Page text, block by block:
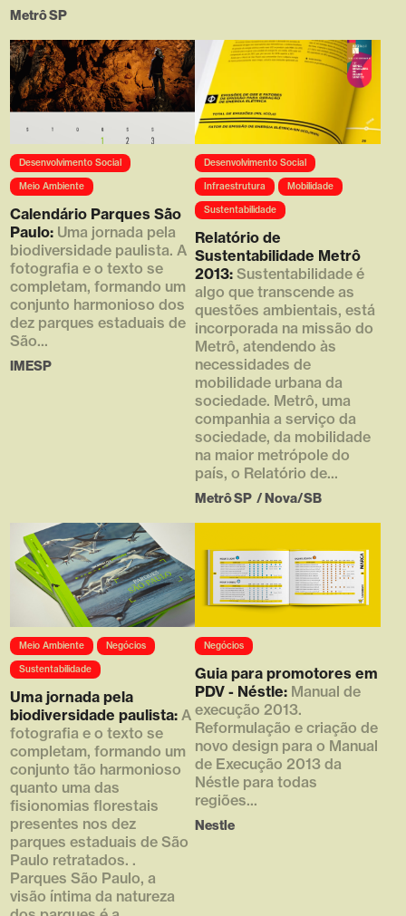
Metrô SP
Array ( [0] =>
https://d4g.com.br/wp-
content/uploads/2016/05/thumb
_610x380_6.png [1] => 610 [2]
=> 380 [3] => )
Desenvolvimento Social
Meio Ambiente
Calendário Parques São
Paulo: Uma jornada pela
biodiversidade paulista. A
fotografia e o texto se
completam, formando um
conjunto harmonioso dos
dez parques estaduais de
São...
IMESP
Array ( [0] =>
https://d4g.com.br/wp-
content/uploads/2016/05/metro_
13.jpg [1] => 450 [2] => 380
[3] => )
Desenvolvimento Social
Infraestrutura
Mobilidade
Sustentabilidade
Relatório de
Sustentabilidade Metrô
2013:Sustentabilidade é
algo que transcende as
questões ambientais, está
incorporada na missão do
Metrô, atendendo às
necessidades de
mobilidade urbana da
sociedade. Metrô, uma
companhia a serviço da
sociedade, da mobilidade
na maior metrópole do
país, o Relatório de...
Metrô SP /Nova/SB
Array ( [0] =>
https://d4g.com.br/wp-
content/uploads/1920/02/thumb
_610x380_5.png [1] => 610 [2]
=> 380 [3] => )
Meio Ambiente
Negócios
Sustentabilidade
Uma jornada pela
biodiversidade paulista: A
fotografia e o texto se
completam, formando um
conjunto tão harmonioso
quanto uma das
fisionomias florestais
presentes nos dez
parques estaduais de São
Paulo retratados. .
Parques São Paulo, a
visão íntima da natureza
Array ( [0] =>
https://d4g.com.br/wp-
content/uploads/2019/03/11-
768x576.png [1] => 768 [2] =>
576 [3] => 1 )
Negócios
Guia para promotores em
PDV - Néstle: Manual de
execução 2013.
Reformulação e criação de
novo design para o Manual
de Execução 2013 da
Néstle para todas
regiões...
Nestle